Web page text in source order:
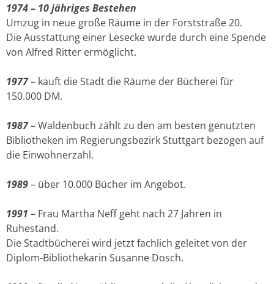
1974 – 10 jähriges Bestehen
Umzug in neue große Räume in der Forststraße 20.
Die Ausstattung einer Lesecke wurde durch eine Spende
von Alfred Ritter ermöglicht.
1977– kauft die Stadt die Räume der Bücherei für
150.000 DM.
1987– Waldenbuch zählt zu den am besten genutzten
Bibliotheken im Regierungsbezirk Stuttgart bezogen auf
die Einwohnerzahl.
1989– über 10.000 Bücher im Angebot.
1991 – Frau Martha Neff geht nach 27 Jahren in
Ruhestand.
Die Stadtbücherei wird jetzt fachlich geleitet von der
Diplom-Bibliothekarin Susanne Dosch.